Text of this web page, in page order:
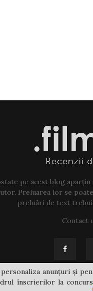
pe acest blog
Preluarea lor se
preluări de text
Contact
anunțuri și
înscrierilor la